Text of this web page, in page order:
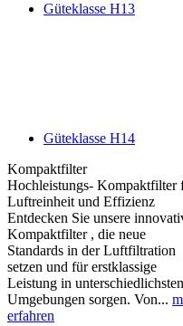
Güteklasse H13
Güteklasse H14
Kompaktfilter
Hochleistungs- Kompaktfilter
Luftreinheit und Effizienz
Entdecken Sie unsere
Kompaktfilter , die neue
Standards in der Luftfiltration
setzen und für erstklassige
Leistung in unterschiedlichsten
Umgebungen sorgen. Von...
erfahren